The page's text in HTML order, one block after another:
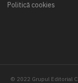
Politică cookies
© 2022 Grupul Editorial